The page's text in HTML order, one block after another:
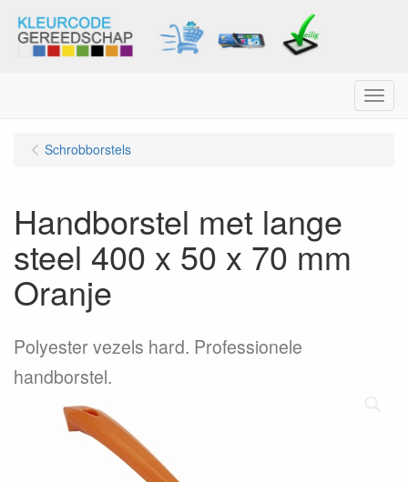
Menu
Schrobborstels
Handborstel met lange
steel 400 x 50 x 70 mm
Oranje
Polyester vezels hard. Professionele
handborstel.